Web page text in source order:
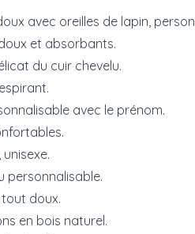
avec oreilles de lapin,
et absorbants.
du cuir chevelu.
avec le prénom.
personnalisable.
doux.
en bois naturel.